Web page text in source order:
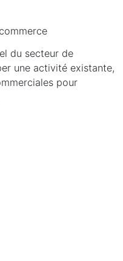
du secteur de
une activité existante,
pour